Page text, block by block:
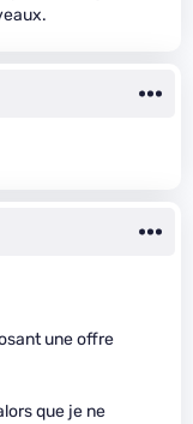
une offre
que je ne